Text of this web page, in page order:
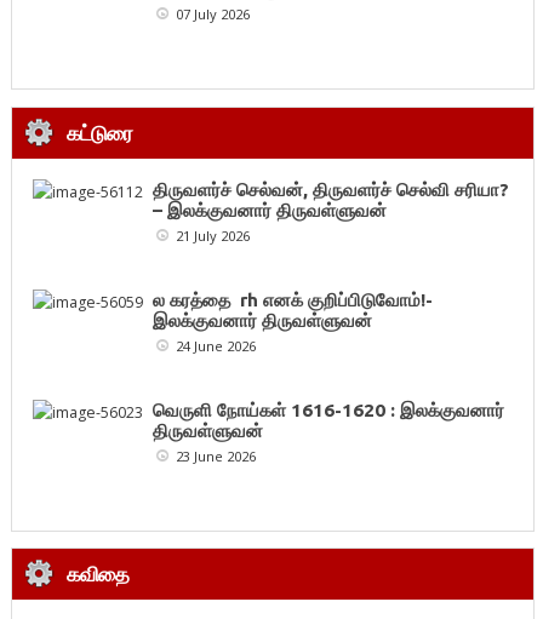
07 July 2026
கட்டுரை
திருவளர்ச் செல்வன், திருவளர்ச் செல்வி சரியா?
– இலக்குவனார் திருவள்ளுவன்
21 July 2026
ல கரத்தை rh எனக் குறிப்பிடுவோம்!-
இலக்குவனார் திருவள்ளுவன்
24 June 2026
வெருளி நோய்கள் 1616-1620 : இலக்குவனார்
திருவள்ளுவன்
23 June 2026
கவிதை